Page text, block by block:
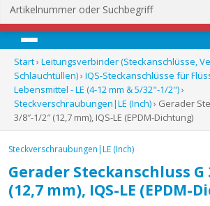
Suchen
nach:
Menü
Start› Leitungsverbinder (Steckanschlüsse,
Schlauchtüllen)› IQS-Steckanschlüsse für
Lebensmittel - LE (4-12 mm & 5/32"-1/2")›
Steckverschraubungen|LE (Inch)› Gerader
3/8″-1/2″ (12,7 mm), IQS-LE (EPDM-Dichtung)
Steckverschraubungen|LE (Inch)
Gerader Steckanschluss G
(12,7 mm), IQS-LE (EPDM-